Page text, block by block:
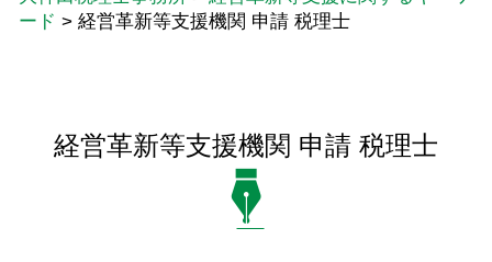
ード > 経営革新等支援機関 申請 税理士
経営革新等支援機関 申請 税理士